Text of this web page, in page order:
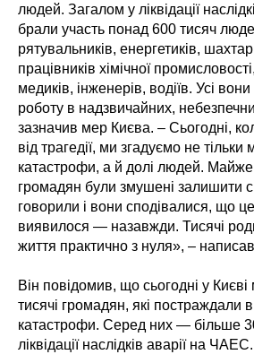
людей. Загалом у ліквідації
брали участь понад 600 тисяч
рятувальників, енергетиків,
працівників хімічної
медиків, інженерів, водіїв. Усі
роботу в надзвичайних,
зазначив мер Києва. – Сьогодні,
від трагедії, ми згадуємо не
катастрофи, а й долі людей. Майже
громадян були змушені залишити
говорили і вони сподівалися, що
виявилося — назавжди. Тисячі
життя практично з нуля», –
Він повідомив, що сьогодні у
тисячі громадян, які постраждали
катастрофи. Серед них — більше
ліквідації наслідків аварії на ЧАЕС.